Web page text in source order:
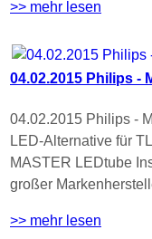
>> mehr lesen
04.02.2015 Philips -
04.02.2015 Philips -
LED-Alternative für
MASTER LEDtube
großer
>> mehr lesen